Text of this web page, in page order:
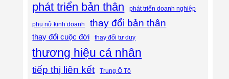
phát triển bản thân phát triển doanh nghiệp
phụ nữ kinh doanh thay đổi bản thân
thay đổi cuộc đời thay đổi tư duy
thương hiệu cá nhân
tiếp thị liên kết Trung Ô Tô